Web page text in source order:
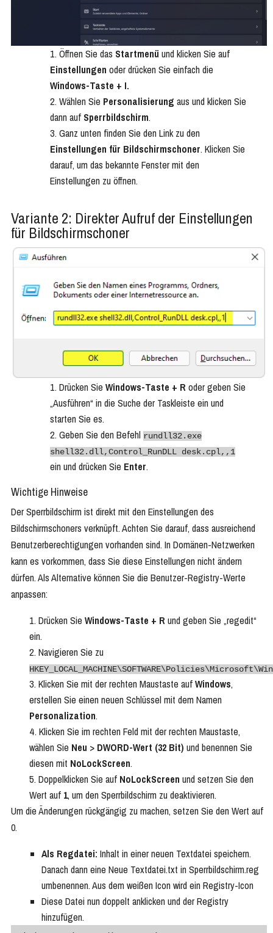
Öffnen Sie das Startmenü und klicken Sie auf
Einstellungen oder drücken Sie einfach die
Windows-Taste + I.
Wählen Sie Personalisierung aus und klicken Sie
dann auf Sperrbildschirm.
Ganz unten finden Sie den Link zu den
Einstellungen für Bildschirmschoner. Klicken Sie
darauf, um das bekannte Fenster mit den
Einstellungen zu öffnen.
Variante 2: Direkter Aufruf der Einstellungen
für Bildschirmschoner
Drücken Sie Windows-Taste + Roder geben Sie
„Ausführen“ in die Suche der Taskleiste ein und
starten Sie es.
Geben Sie den Befehl rundll32.exe
shell32.dll,Control_RunDLL desk.cpl,,1
ein und drücken Sie Enter.
Wichtige Hinweise
Der Sperrbildschirm ist direkt mit den Einstellungen des
Bildschirmschoners verknüpft. Achten Sie darauf, dass ausreichend
Benutzerberechtigungen vorhanden sind. In Domänen-Netzwerken
kann es vorkommen, dass Sie diese Einstellungen nicht ändern
dürfen. Als Alternative können Sie die Benutzer-Registry-Werte
anpassen:
Drücken Sie Windows-Taste + Rund geben Sie „regedit“
ein.
Navigieren Sie zu
Klicken Sie mit der rechten Maustaste aufWindows,
erstellen Sie einen neuen Schlüssel mit dem Namen
Personalization.
Klicken Sie im rechten Feld mit der rechten Maustaste,
wählen Sie Neu > DWORD-Wert (32 Bit) und benennen Sie
diesen mit NoLockScreen.
Doppelklicken Sie auf NoLockScreen und setzen Sie den
Wert auf 1, um den Sperrbildschirm zu deaktivieren.
Um die Änderungen rückgängig zu machen, setzen Sie den Wert auf
0.
Als Regdatei: Inhalt in einer neuen Textdatei speichern.
Danach dann eine Neue Textdatei.txt in Sperrbildschirm.reg
umbenennen. Aus dem weißen Icon wird ein Registry-Icon
Diese Datei nun doppelt anklicken und der Registry
hinzufügen.